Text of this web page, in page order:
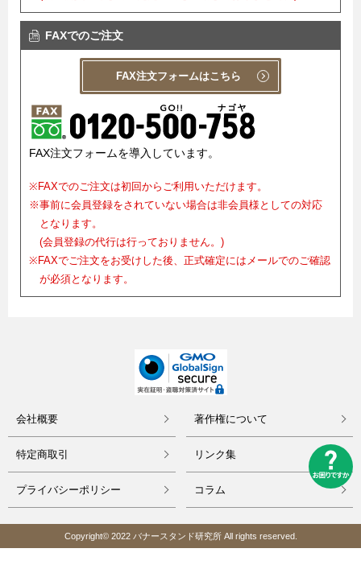
FAXでのご注文
FAX注文フォームはこちら
FAX注文フォームを導入しています。
※FAXでのご注文は初回からご利用いただけます。
※事前に会員登録をされていない場合は非会員様としての対応
となります。
(会員登録の代行は行っておりません。)
※FAXでご注文をお受けした後、正式確定にはメールでのご確認
が必須となります。
会社概要
特定商取引
プライバシーポリシー
著作権について
リンク集
コラム
Copyright© 2022 バナースタンド研究所 All rights reserved.